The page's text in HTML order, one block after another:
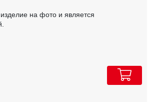
на фото и является